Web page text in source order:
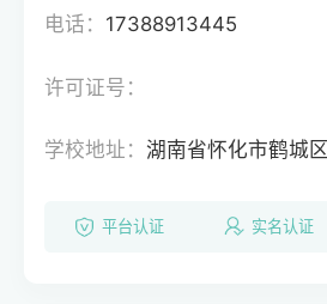
电话： 17388913445
许可证号：
学校地址：湖南省怀化市鹤城
平台认证 实名认证